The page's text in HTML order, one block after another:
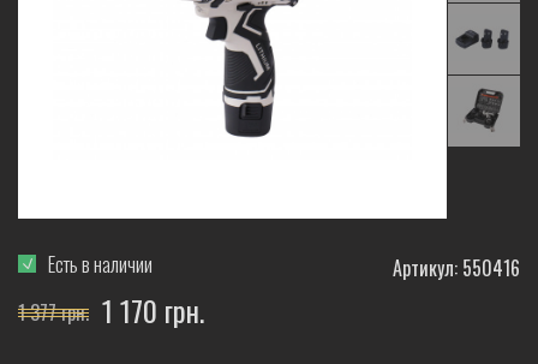
Есть в наличии
Артикул: 550416
1 377 грн. 1 170 грн.